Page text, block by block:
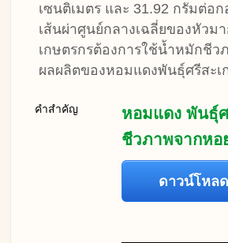
เซนติเมตร และ 31.92 กรัมต่อ
เส้นผ่าศูนย์กลางเฉลี่ยของหัวม
เกษตรกรต้องการใช้น้ำหมักชีว
ผลผลิตของหอมแดงพันธุ์ศรีสะ
คำสำคัญ
หอมแดง พันธุ์
ชีวภาพจากหอ
ดาวน์โหลด